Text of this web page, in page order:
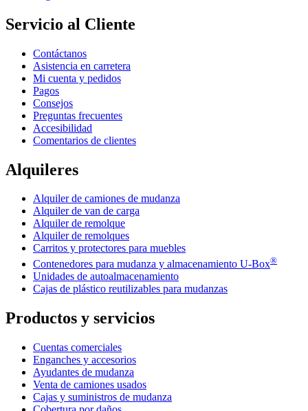
Servicio al Cliente
Contáctanos
Asistencia en carretera
Mi cuenta y pedidos
Pagos
Consejos
Preguntas frecuentes
Accesibilidad
Comentarios de clientes
Alquileres
Alquiler de camiones de mudanza
Alquiler de van de carga
Alquiler de remolque
Alquiler de remolques
Carritos y protectores para muebles
Contenedores para mudanza y almacenamiento U-Box®
Unidades de autoalmacenamiento
Cajas de plástico reutilizables para mudanzas
Productos y servicios
Cuentas comerciales
Enganches y accesorios
Ayudantes de mudanza
Venta de camiones usados
Cajas y suministros de mudanza